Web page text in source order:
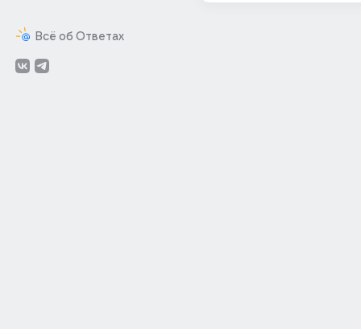
Всё об Ответах